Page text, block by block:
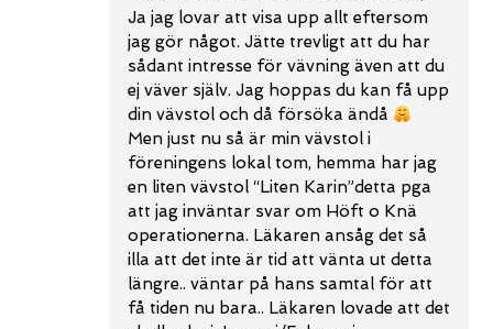
Ja jag lovar att visa upp allt eftersom
jag gör något. Jätte trevligt att du har
sådant intresse för vävning även att du
ej väver själv. Jag hoppas du kan få upp
din vävstol och då försöka ändå
Men just nu så är min vävstol i
föreningens lokal tom, hemma har jag
en liten vävstol “Liten Karin”detta pga
att jag inväntar svar om Höft o Knä
operationerna. Läkaren ansåg det så
illa att det inte är tid att vänta ut detta
längre.. väntar på hans samtal för att
få tiden nu bara.. Läkaren lovade att det